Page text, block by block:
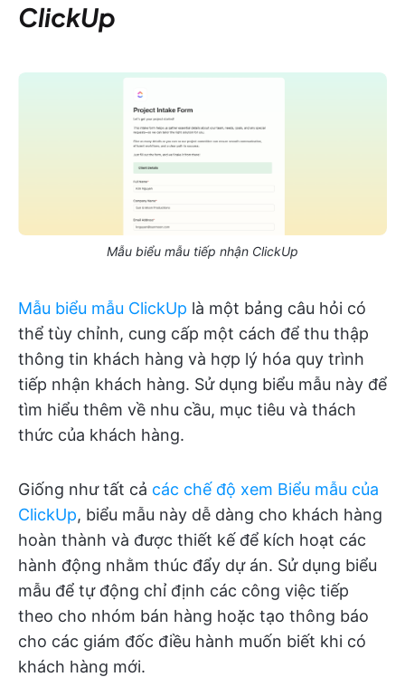
ClickUp
Mẫu biểu mẫu tiếp nhận ClickUp
Mẫu biểu mẫu ClickUp là một bảng câu hỏi có
thể tùy chỉnh, cung cấp một cách để thu thập
thông tin khách hàng và hợp lý hóa quy trình
tiếp nhận khách hàng. Sử dụng biểu mẫu này để
tìm hiểu thêm về nhu cầu, mục tiêu và thách
thức của khách hàng.
Giống như tất cả các chế độ xem Biểu mẫu của
ClickUp, biểu mẫu này dễ dàng cho khách hàng
hoàn thành và được thiết kế để kích hoạt các
hành động nhằm thúc đẩy dự án. Sử dụng biểu
mẫu để tự động chỉ định các công việc tiếp
theo cho nhóm bán hàng hoặc tạo thông báo
cho các giám đốc điều hành muốn biết khi có
khách hàng mới.